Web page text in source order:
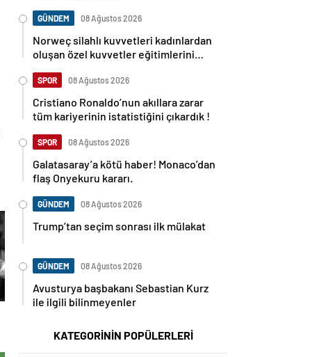
GÜNDEM 08 Ağustos 2026
Norweç silahlı kuvvetleri kadınlardan
oluşan özel kuvvetler eğitimlerini
SPOR 08 Ağustos 2026
Cristiano Ronaldo’nun akıllara zarar
tüm kariyerinin istatistiğini çıkardık !
SPOR 08 Ağustos 2026
Galatasaray’a kötü haber! Monaco’dan
flaş Onyekuru kararı.
GÜNDEM 08 Ağustos 2026
Trump’tan seçim sonrası ilk mülakat
GÜNDEM 08 Ağustos 2026
Avusturya başbakanı Sebastian Kurz
ile ilgili bilinmeyenler
KATEGORİNİN POPÜLERLERİ